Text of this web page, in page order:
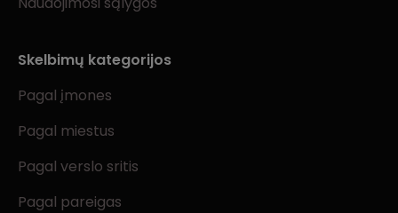
Skelbimų kategorijos
Pagal įmones
Pagal miestus
Pagal verslo sritis
Pagal pareigas